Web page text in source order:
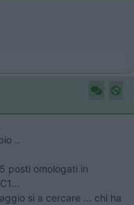
..
posti omologati in
si a cercare ... chi ha